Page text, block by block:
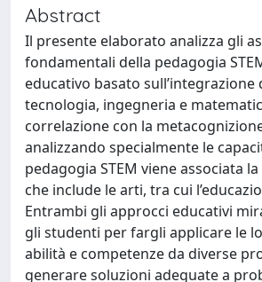
Abstract
Il presente elaborato analizza gli
fondamentali della pedagogia
educativo basato sull’integrazione
tecnologia, ingegneria e
correlazione con la
analizzando specialmente le
pedagogia STEM viene associata la
che include le arti, tra cui
Entrambi gli approcci educativi
gli studenti per fargli applicare le
abilità e competenze da diverse
generare soluzioni adeguate a